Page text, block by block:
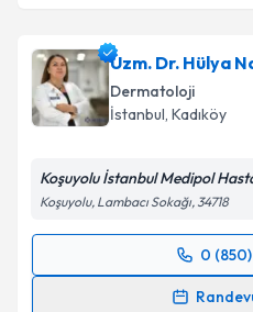
takvim hazırlandığında
E-posta Adresiniz
Kişisel verilerimin
Metni'ni okudum ve
kapsamda
Uzm. Dr. Hülya
Dermatoloji
İstanbul, Kadıköy
Koşuyolu İstanbul Medipol
Koşuyolu, Lambacı Sokağı, 34718
0 (850)
Randevu Takvimi